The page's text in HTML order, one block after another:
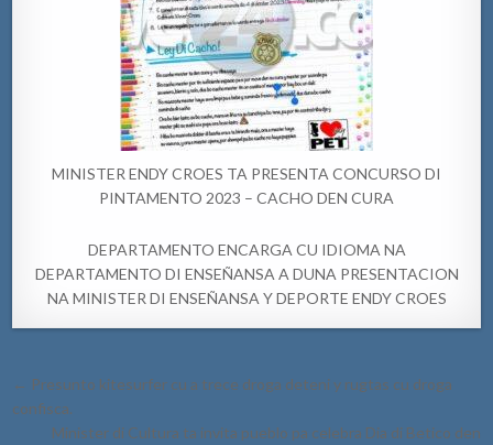
MINISTER ENDY CROES TA PRESENTA CONCURSO DI
PINTAMENTO 2023 – CACHO DEN CURA
DEPARTAMENTO ENCARGA CU IDIOMA NA
DEPARTAMENTO DI ENSEÑANSA A DUNA PRESENTACION
NA MINISTER DI ENSEÑANSA Y DEPORTE ENDY CROES
Post
navigation
← Presunto kitesurfer cu a trece droga deteni y rugtas cu droga
confisca.
Minister di Cultura ta invita pueblo pa celebra Dia di Betico den